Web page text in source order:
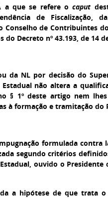
a que se refere ocaput
de Fiscalização,
Conselho de Contribuintes
Decreto nº 43.193, de 14
da NL por decisão do
Estadual não altera a
§ 1º deste artigo nem
à formação e tramitação do
formulada
segundo critérios
ouvido o
a hipótese de que trata o